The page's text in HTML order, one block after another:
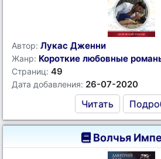
Автор: Лукас Дженни
Жанр: Короткие любовные
Страниц: 49
Дата добавления: 26-07-2020
Читать
Волчья